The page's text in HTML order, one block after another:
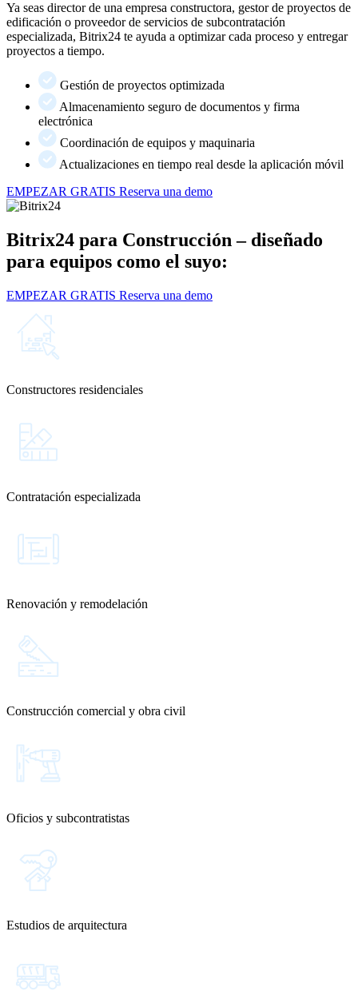
Ya seas director de una empresa constructora, gestor de proyectos de
edificación o proveedor de servicios de subcontratación
especializada, Bitrix24 te ayuda a optimizar cada proceso y entregar
proyectos a tiempo.
Gestión de proyectos optimizada
Almacenamiento seguro de documentos y firma
electrónica
Coordinación de equipos y maquinaria
Actualizaciones en tiempo real desde la aplicación móvil
EMPEZAR GRATIS Reserva una demo
Bitrix24 para Construcción – diseñado
para equipos como el suyo:
EMPEZAR GRATIS Reserva una demo
Constructores residenciales
Contratación especializada
Renovación y remodelación
Construcción comercial y obra civil
Oficios y subcontratistas
Estudios de arquitectura